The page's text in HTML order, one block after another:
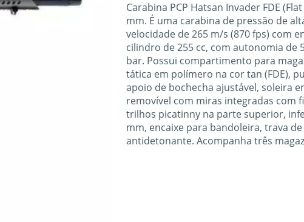
Carabina PCP Hatsan Invader FDE
mm. É uma carabina de pressão de
velocidade de 265 m/s (870 fps) com
cilindro de 255 cc, com autonomia de
bar. Possui compartimento para
tática em polímero na cor tan (FDE),
apoio de bochecha ajustável, soleira
removível com miras integradas com
trilhos picatinny na parte superior,
mm, encaixe para bandoleira, trava
antidetonante. Acompanha três